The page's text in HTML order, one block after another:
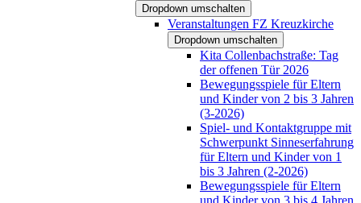
Dropdown umschalten
Veranstaltungen FZ Kreuzkirche
Dropdown umschalten
Kita Collenbachstraße: Tag
der offenen Tür 2026
Bewegungsspiele für Eltern
und Kinder von 2 bis 3 Jahren
(3-2026)
Spiel- und Kontaktgruppe mit
Schwerpunkt Sinneserfahrung
für Eltern und Kinder von 1
bis 3 Jahren (2-2026)
Bewegungsspiele für Eltern
und Kinder von 3 bis 4 Jahren